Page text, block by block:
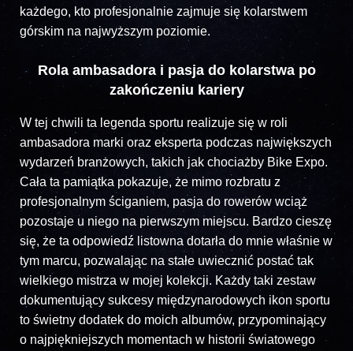
każdego, kto profesjonalnie zajmuje się kolarstwem
górskim na najwyższym poziomie.
Rola ambasadora i pasja do kolarstwa po
zakończeniu kariery
W tej chwili ta legenda sportu realizuje się w roli
ambasadora marki oraz eksperta podczas największych
wydarzeń branżowych, takich jak chociażby Bike Expo.
Cała ta pamiątka pokazuje, że mimo rozbratu z
profesjonalnym ściganiem, pasja do rowerów wciąż
pozostaje u niego na pierwszym miejscu. Bardzo cieszę
się, że ta odpowiedź listowna dotarła do mnie właśnie w
tym marcu, pozwalając na stałe uwiecznić postać tak
wielkiego mistrza w mojej kolekcji. Każdy taki zestaw
dokumentujący sukcesy międzynarodowych ikon sportu
to świetny dodatek do moich albumów, przypominający
o najpiękniejszych momentach w historii światowego